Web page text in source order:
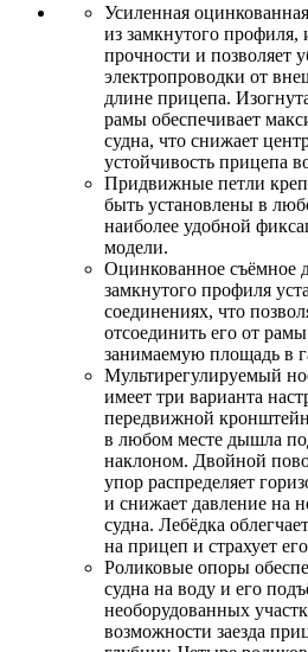
Усиленная
из замкнутого профиля,
прочности и позволяет
электропроводки от
длине прицепа.
рамы обеспечивает
судна, что снижает
устойчивость прицепа
Придвижные петли
быть установлены в
наиболее удобной
модели.
Оцинкованное съёмное
замкнутого профиля
соединениях, что
отсоединить его от
занимаемую площадь в
Мультирегулируемый
имеет три варианта
передвижной
в любом месте дышла
наклоном. Двойной
упор распределяет
и снижает давление на
судна. Лебёдка
на прицеп и страхует
Роликовые опоры
судна на воду и его
необорудованных
возможности заезда